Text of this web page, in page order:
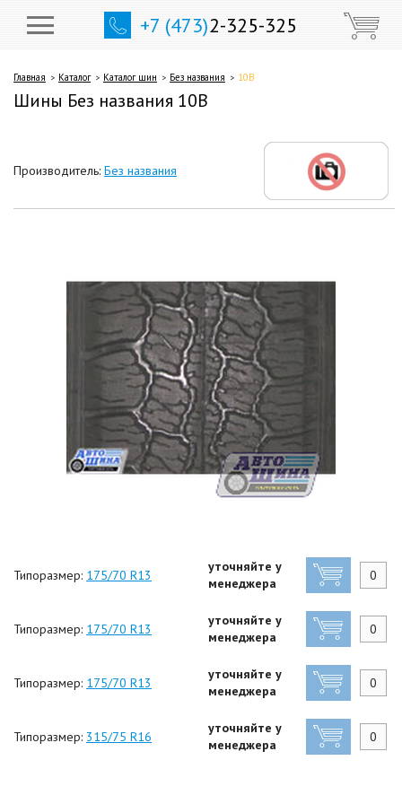
+7 (473)2-325-325
Главная Каталог Каталог шин Без названия 10В
Шины Без названия 10В
Производитель: Без названия
Типоразмер: 175/70 R13
уточняйте у
менеджера
Типоразмер: 175/70 R13
уточняйте у
менеджера
Типоразмер: 175/70 R13
уточняйте у
менеджера
Типоразмер: 315/75 R16
уточняйте у
менеджера